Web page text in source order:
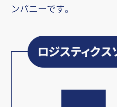
ンパニーです。​